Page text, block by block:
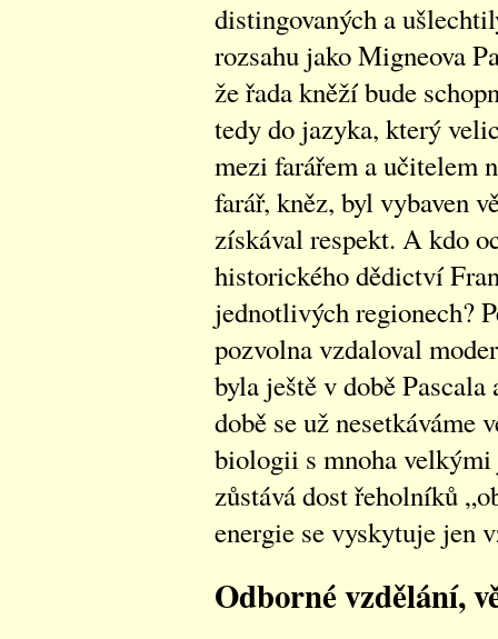
distingovaných a
rozsahu jako Migneova
že řada kněží bude
tedy do jazyka, který
mezi farářem a učitelem
farář, kněz, byl vybaven
získával respekt. A kdo
historického dědictví
jednotlivých regionech?
pozvolna vzdaloval
byla ještě v době
době se už nesetkáváme
biologii s mnoha
zůstává dost řeholníků
energie se vyskytuje jen
Odborné vzdělání,